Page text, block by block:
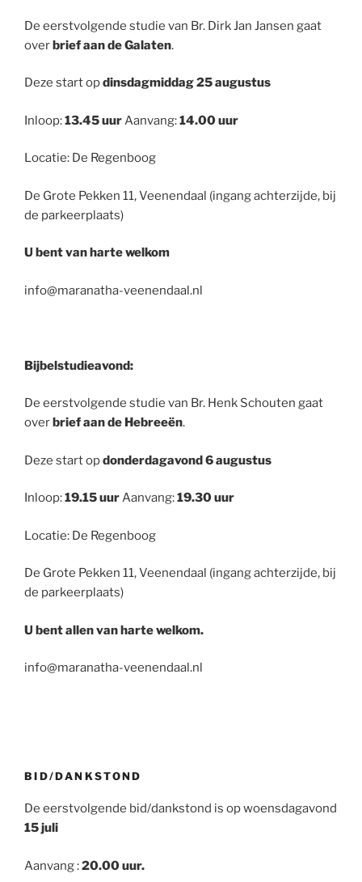
De eerstvolgende studie van Br. Dirk Jan Jansen gaat
overbrief aan de Galaten.
Deze start opdinsdagmiddag 25 augustus
Inloop:13.45 uur Aanvang:14.00 uur
Locatie: De Regenboog
De Grote Pekken 11, Veenendaal (ingang achterzijde, bij
de parkeerplaats)
U bent van harte welkom
info@maranatha-veenendaal.nl
Bijbelstudieavond:
De eerstvolgende studie van Br. Henk Schouten gaat
overbrief aan de Hebreeën.
Deze start opdonderdagavond 6 augustus
Inloop:19.15 uurAanvang:19.30 uur
Locatie: De Regenboog
De Grote Pekken 11, Veenendaal (ingang achterzijde, bij
de parkeerplaats)
U bent allen van harte welkom.
info@maranatha-veenendaal.nl
BID/DANKSTOND
De eerstvolgende bid/dankstond is op woensdagavond
15 juli
Aanvang :20.00 uur.